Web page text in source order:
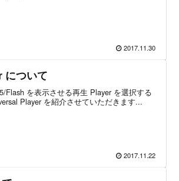
2017.11.30
ついて
を表示させる再生 Player を選択する
Player を紹介させていただきます...
2017.11.22